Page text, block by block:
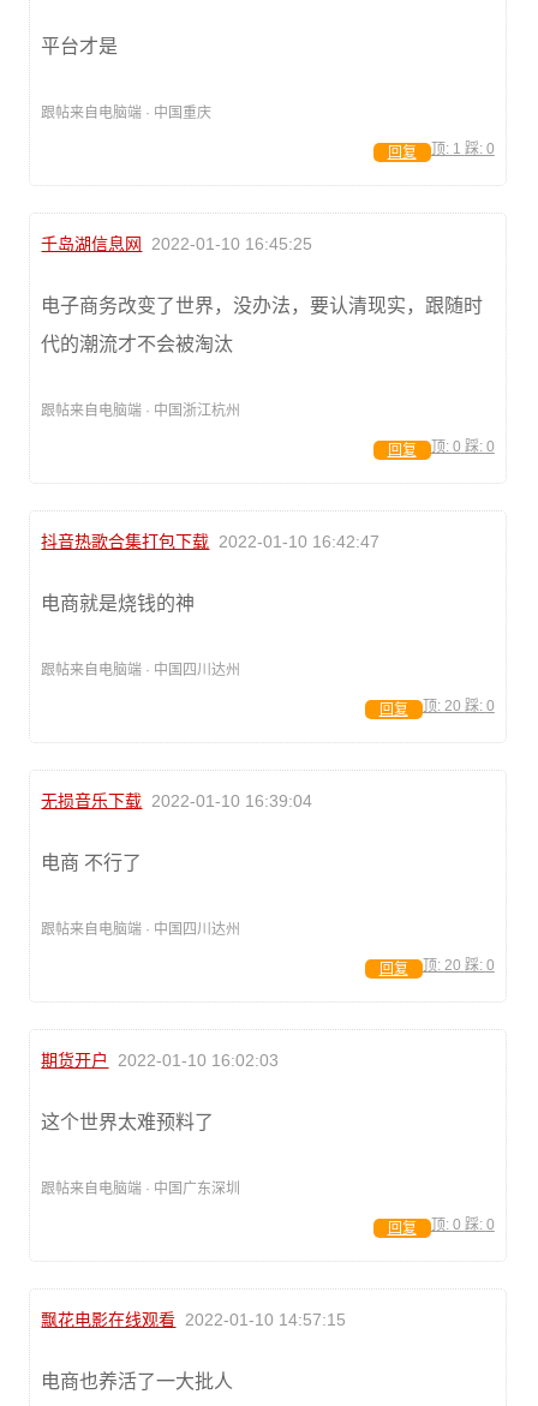
平台才是
跟帖来自电脑端 · 中国重庆
顶: 1 踩: 0
回复
千岛湖信息网 2022-01-10 16:45:25
电子商务改变了世界，没办法，要认清现实，跟随时
代的潮流才不会被淘汰
跟帖来自电脑端 · 中国浙江杭州
顶: 0 踩: 0
回复
抖音热歌合集打包下载 2022-01-10 16:42:47
电商就是烧钱的神
跟帖来自电脑端 · 中国四川达州
顶: 20 踩: 0
回复
无损音乐下载 2022-01-10 16:39:04
电商 不行了
跟帖来自电脑端 · 中国四川达州
顶: 20 踩: 0
回复
期货开户 2022-01-10 16:02:03
这个世界太难预料了
跟帖来自电脑端 · 中国广东深圳
顶: 0 踩: 0
回复
飘花电影在线观看 2022-01-10 14:57:15
电商也养活了一大批人